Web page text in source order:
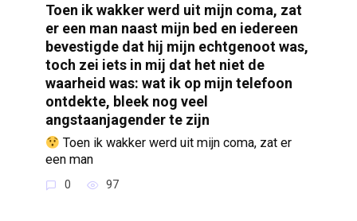
Toen ik wakker werd uit mijn coma, zat
er een man naast mijn bed en iedereen
bevestigde dat hij mijn echtgenoot was,
toch zei iets in mij dat het niet de
waarheid was: wat ik op mijn telefoon
ontdekte, bleek nog veel
angstaanjagender te zijn
Toen ik wakker werd uit mijn coma, zat er
een man
0 97